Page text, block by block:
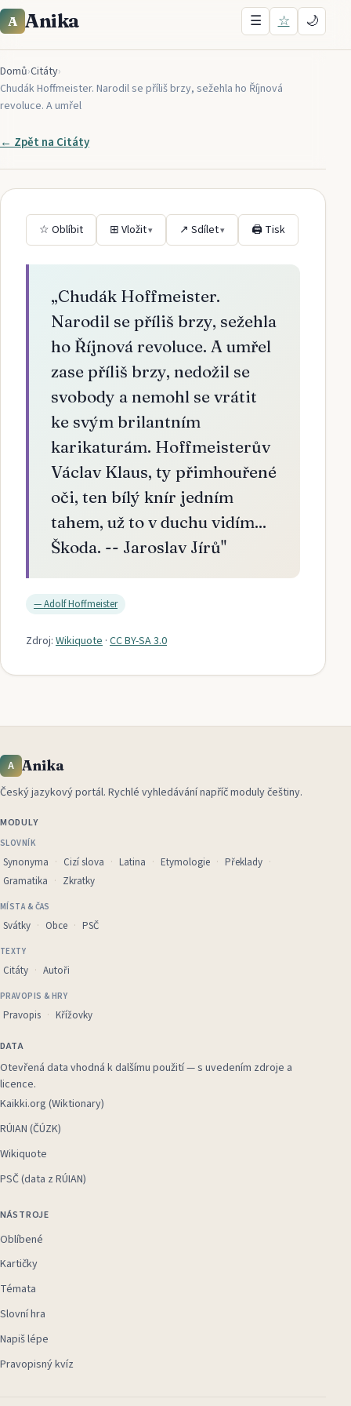
A Anika ☰ ☆ 🌙
Domů›Citáty›
Chudák Hoffmeister. Narodil se příliš brzy, sežehla ho Říjnová
revoluce. A umřel
← Zpět na Citáty
☆ Oblíbit ⊞ Vložit▾ ↗ Sdílet▾ 🖨 Tisk
„Chudák Hoffmeister.
Narodil se příliš brzy, sežehla
ho Říjnová revoluce. A umřel
zase příliš brzy, nedožil se
svobody a nemohl se vrátit
ke svým brilantním
karikaturám. Hoffmeisterův
Václav Klaus, ty přimhouřené
oči, ten bílý knír jedním
tahem, už to v duchu vidím...
Škoda. -- Jaroslav Jírů"
—Adolf Hoffmeister
Zdroj: Wikiquote · CC BY-SA 3.0
A Anika
Český jazykový portál. Rychlé vyhledávání napříč moduly češtiny.
MODULY
SLOVNÍK
Synonyma Cizí slova Latina Etymologie
Překlady
Gramatika
Zkratky
MÍSTA & ČAS
Svátky Obce PSČ
TEXTY
Citáty Autoři
PRAVOPIS & HRY
Pravopis Křížovky
DATA
Otevřená data vhodná k dalšímu použití — s uvedením zdroje a
licence.
Kaikki.org (Wiktionary)
RÚIAN (ČÚZK)
Wikiquote
PSČ (data z RÚIAN)
NÁSTROJE
Oblíbené
Kartičky
Témata
Slovní hra
Napiš lépe
Pravopisný kvíz